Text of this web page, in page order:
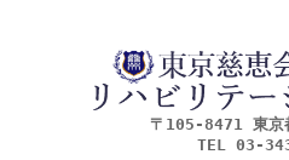
〒105-8471 東京
TEL 03-